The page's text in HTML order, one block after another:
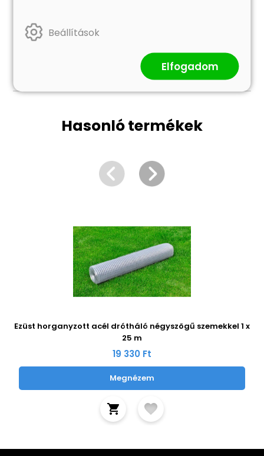
1 x Kötődrót (25 m)
Hasonló termékek
Ezüst horganyzott acél drótháló négyszögű szemekkel 1 x
25 m
19 330 Ft
Megnézem
Beállítások
Elfogadom